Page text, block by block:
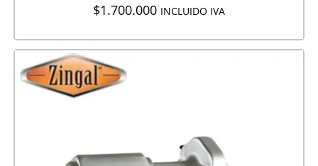
$1.700.000 INCLUIDO IVA